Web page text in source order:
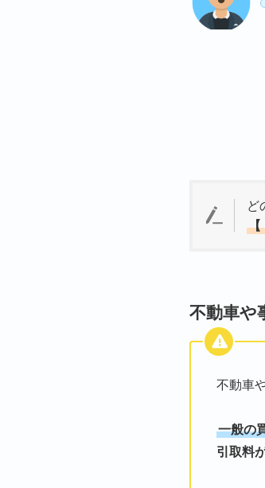
ど
【
不動車や
不動車
一般の
引取料